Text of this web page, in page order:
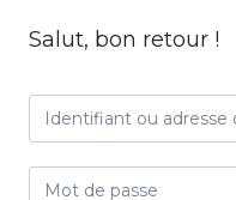
Salut, bon retour !